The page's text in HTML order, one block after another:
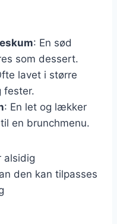
: En sød
som dessert.
lavet i større
fester.
: En let og lækker
en brunchmenu.
alsidig
den kan tilpasses